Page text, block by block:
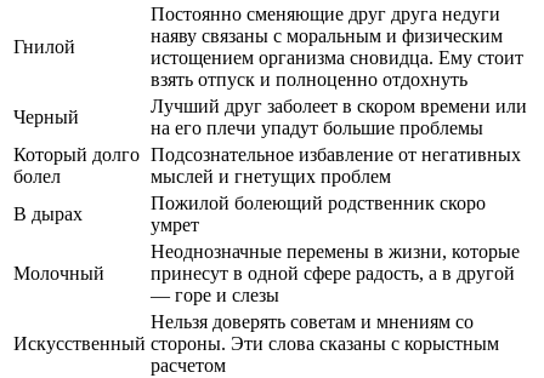
Гнилой
Постоянно сменяющие друг друга недуги
наяву связаны с моральным и физическим
истощением организма сновидца. Ему стоит
взять отпуск и полноценно отдохнуть
Черный
Лучший друг заболеет в скором времени или
на его плечи упадут большие проблемы
Который долго
болел
Подсознательное избавление от негативных
мыслей и гнетущих проблем
В дырах
Пожилой болеющий родственник скоро
умрет
Молочный
Неоднозначные перемены в жизни, которые
принесут в одной сфере радость, а в другой
— горе и слезы
Искусственный
Нельзя доверять советам и мнениям со
стороны. Эти слова сказаны с корыстным
расчетом